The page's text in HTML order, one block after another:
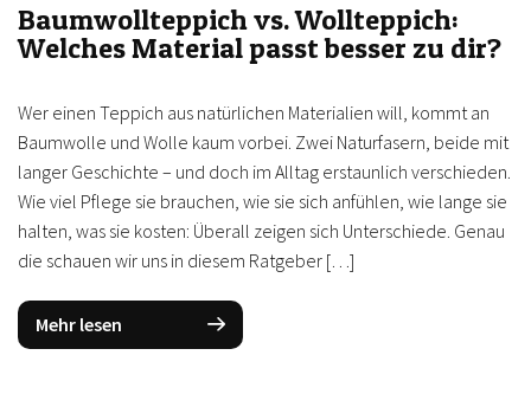
Baumwollteppich vs. Wollteppich:
Welches Material passt besser zu dir?
Wer einen Teppich aus natürlichen Materialien will, kommt an
Baumwolle und Wolle kaum vorbei. Zwei Naturfasern, beide mit
langer Geschichte – und doch im Alltag erstaunlich verschieden.
Wie viel Pflege sie brauchen, wie sie sich anfühlen, wie lange sie
halten, was sie kosten: Überall zeigen sich Unterschiede. Genau
die schauen wir uns in diesem Ratgeber […]
Mehr lesen